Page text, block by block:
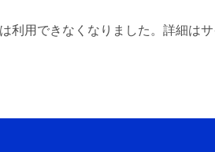
利用できなくなりました。詳細は